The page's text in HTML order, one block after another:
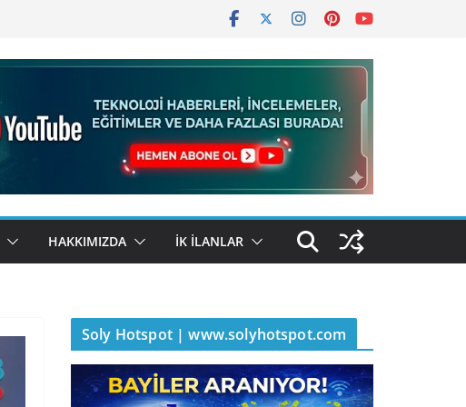
HAKKIMIZDA İK İLANLAR
Soly Hotspot | www.solyhotspot.com